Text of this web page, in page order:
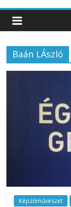
Baán LÁszló
Képzőművészet